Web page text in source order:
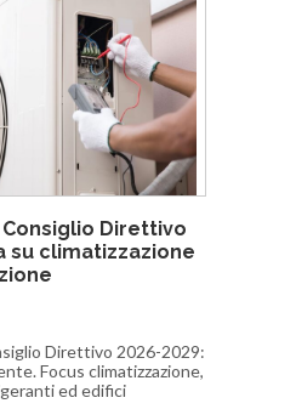
Consiglio Direttivo
su climatizzazione
Direttivo 2026-2029:
Focus climatizzazione,
ed edifici